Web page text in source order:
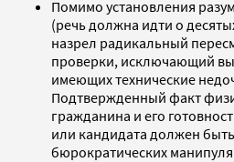
Помимо установления
(речь должна идти о
назрел радикальный
проверки, исключающий
имеющих технические
Подтвержденный факт
гражданина и его
или кандидата должен
бюрократических